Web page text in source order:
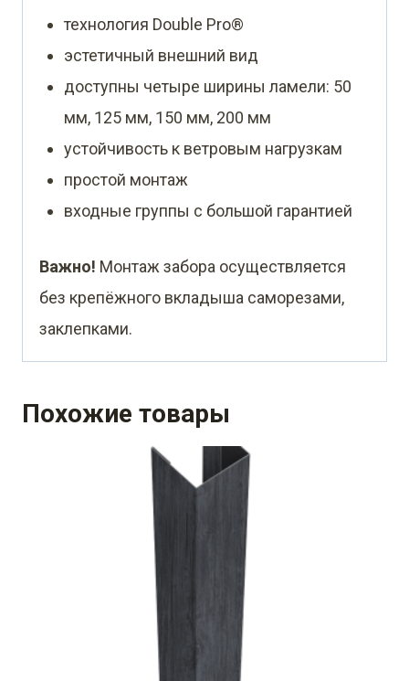
технология Double Pro®
эстетичный внешний вид
доступны четыре ширины ламели: 50
мм, 125 мм, 150 мм, 200 мм
устойчивость к ветровым нагрузкам
простой монтаж
входные группы с большой гарантией
Важно! Монтаж забора осуществляется
без крепёжного вкладыша саморезами,
заклепками.
Похожие товары